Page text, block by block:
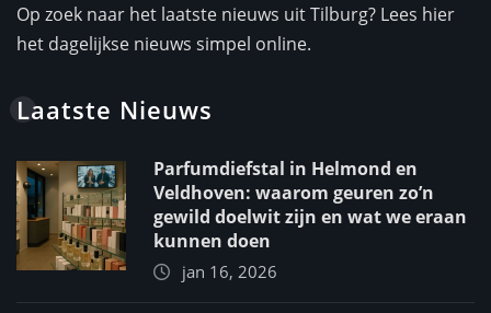
Op zoek naar het laatste nieuws uit Tilburg? Lees hier
het dagelijkse nieuws simpel online.
Laatste Nieuws
Parfumdiefstal in Helmond en
Veldhoven: waarom geuren zo’n
gewild doelwit zijn en wat we eraan
kunnen doen
jan 16, 2026